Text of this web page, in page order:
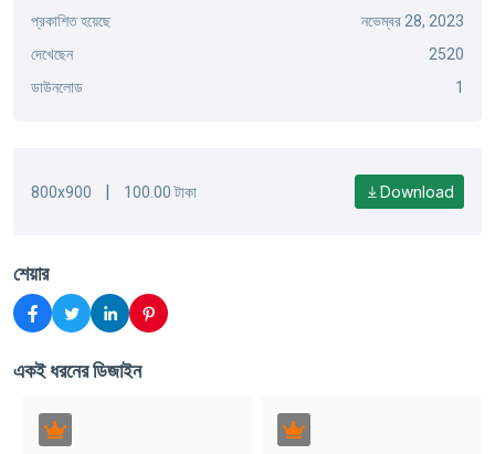
প্রকাশিত হয়েছে
নভেম্বর 28, 2023
দেখেছেন
2520
ডাউনলোড
1
800x900 | 100.00 টাকা Download
শেয়ার
একই ধরনের ডিজাইন